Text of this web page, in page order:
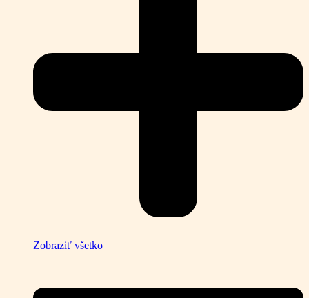
Zobraziť všetko